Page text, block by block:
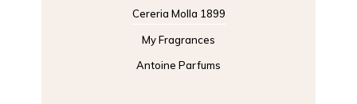
Cereria Molla 1899
My Fragrances
Antoine Parfums